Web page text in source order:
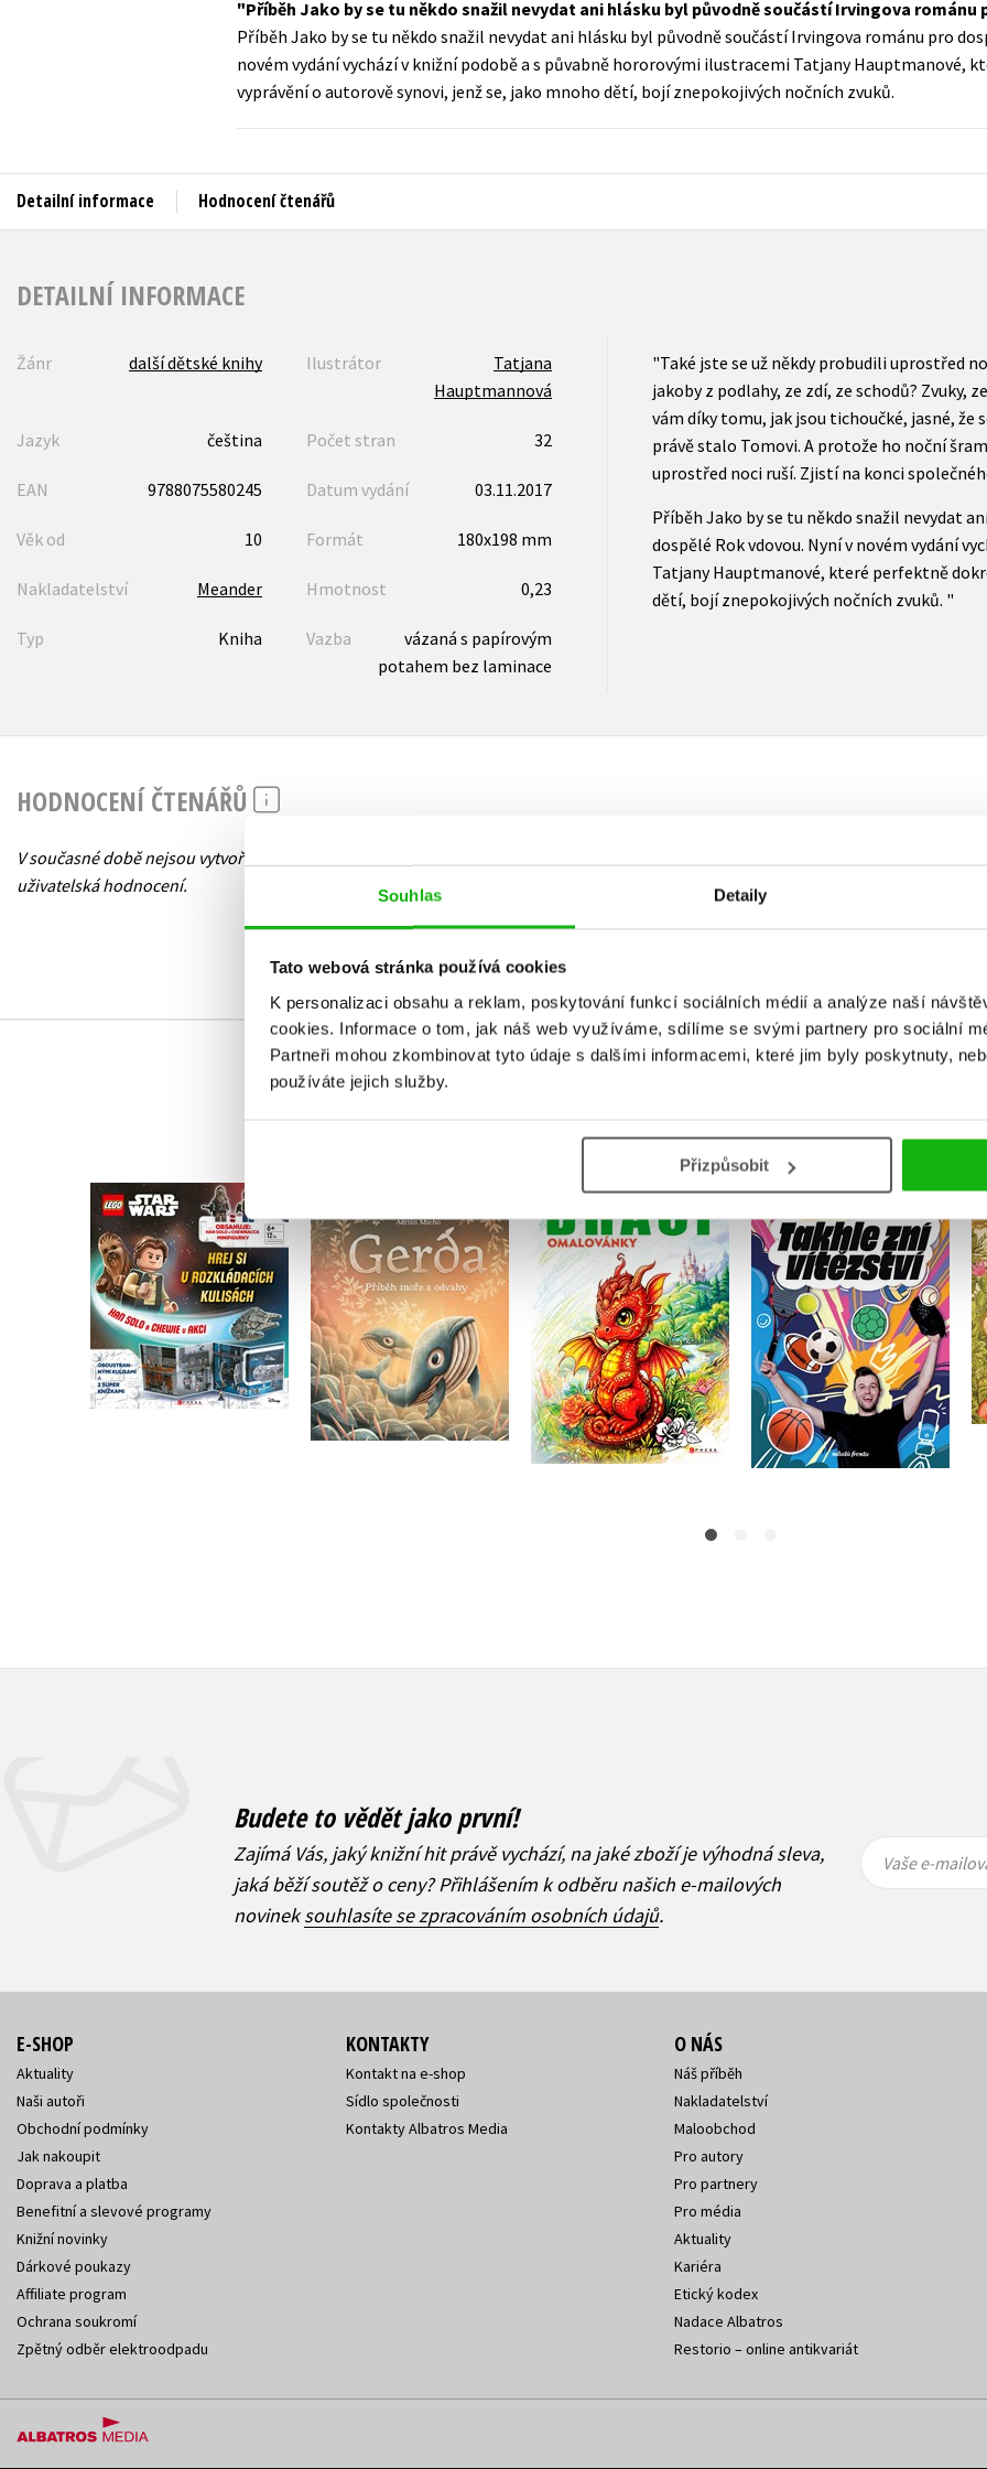
Souhlas Detaily
Tato webová stránka používá cookies
K personalizaci obsahu a reklam, poskytování funkcí sociálních médií a analýze naší
cookies. Informace o tom, jak náš web využíváme, sdílíme se svými partnery pro sociální
Partneři mohou zkombinovat tyto údaje s dalšími informacemi, které jim byly poskytnuty,
používáte jejich služby.
Přizpůsobit
Jazyky
Kalendáře
Populárně - naučná pro dospělé
Populárně - naučné pro děti
Předškoláci
Příroda a zahrada
Young adult (SK)
Zahraniční literatura
Všechny tituly
Příběh Jako by se tu někdo snažil nevydat ani hlásku byl původně součástí Irvingova románu
Příběh Jako by se tu někdo snažil nevydat ani hlásku byl původně součástí Irvingova románu pro
novém vydání vychází v knižní podobě a s půvabně hororovými ilustracemi Tatjany Hauptmanové,
vyprávění o autorově synovi, jenž se, jako mnoho dětí, bojí znepokojivých nočních zvuků.
Detailní informace Hodnocení čtenářů
DETAILNÍ INFORMACE
Žánr další dětské knihy Ilustrátor
Tatjana
Hauptmannová
Jazyk čeština Počet stran 32
EAN 9788075580245 Datum vydání 03.11.2017
Věk od 10 Formát 180x198 mm
Nakladatelství Meander Hmotnost 0,23
Typ Kniha Vazba
vázaná s papírovým
potahem bez laminace
"Také jste se už někdy probudili uprostřed
jakoby z podlahy, ze zdí, ze schodů? Zvuky,
vám díky tomu, jak jsou tichoučké, jasné, že
právě stalo Tomovi. A protože ho noční
uprostřed noci ruší. Zjistí na konci
Příběh Jako by se tu někdo snažil nevydat
dospělé Rok vdovou. Nyní v novém vydání
Tatjany Hauptmanové, které perfektně
dětí, bojí znepokojivých nočních zvuků. "
HODNOCENÍ ČTENÁŘŮ
V současné době nejsou vytvořena žádná
uživatelská hodnocení.
Uživatelskou recenzi mohou vkládat pouze registrovaní
LEGO® Star Wars™
Han Solo a Chewie v
akci
Kolektiv
Do košíku
odvahy
Adrián Macho
Do košíku
Michaela Bystrá
Radvanová
Do košíku
249 Kč
199 Kč
Takhle zní vítězství
Matěj König
Do košíku
399 Kč
319 Kč
Budete to vědět jako první!
Zajímá Vás, jaký knižní hit právě vychází, na jaké zboží je výhodná sleva,
jaká běží soutěž o ceny? Přihlášením k odběru našich e-mailových
novineksouhlasíte se zpracováním osobních údajů.
mailová
mailová
Vaše e-
E-SHOP
Aktuality
Naši autoři
Obchodní podmínky
Jak nakoupit
Doprava a platba
Benefitní a slevové programy
Knižní novinky
Dárkové poukazy
Affiliate program
Ochrana soukromí
Zpětný odběr elektroodpadu
KONTAKTY
Kontakt na e-shop
Sídlo společnosti
Kontakty Albatros Media
O NÁS
Náš příběh
Nakladatelství
Maloobchod
Pro autory
Pro partnery
Pro média
Aktuality
Kariéra
Etický kodex
Nadace Albatros
Restorio – online antikvariát